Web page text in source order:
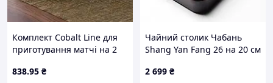
Комплект Cobalt Line для
приготування матчі на 2
838.95 ₴
Чайний столик Чабань
Shang Yan Fang 26 на 20 см
2 699 ₴